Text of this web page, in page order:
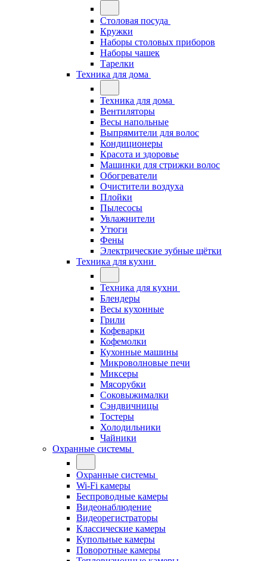
Столовая посуда
Кружки
Наборы столовых приборов
Наборы чашек
Тарелки
Техника для дома
Техника для дома
Вентиляторы
Весы напольные
Выпрямители для волос
Кондиционеры
Красота и здоровье
Машинки для стрижки волос
Обогреватели
Очистители воздуха
Плойки
Пылесосы
Увлажнители
Утюги
Фены
Электрические зубные щётки
Техника для кухни
Техника для кухни
Блендеры
Весы кухонные
Грили
Кофеварки
Кофемолки
Кухонные машины
Микроволновые печи
Миксеры
Мясорубки
Соковыжималки
Сэндвичницы
Тостеры
Холодильники
Чайники
Охранные системы
Охранные системы
Wi-Fi камеры
Беспроводные камеры
Видеонаблюдение
Видеорегистраторы
Классические камеры
Купольные камеры
Поворотные камеры